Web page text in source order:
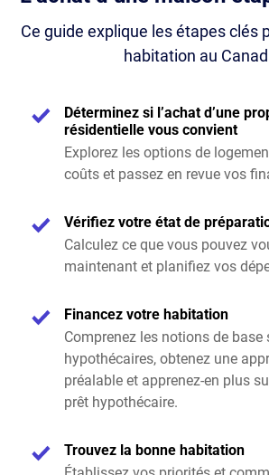
Ce guide explique les étapes clés
habitation au
Déterminez si l’achat d’une
résidentielle vous convient
Explorez les options de
coûts et passez en revue vos
Vérifiez votre état de
Calculez ce que vous pouvez
maintenant et planifiez vos
Financez votre habitation
Comprenez les notions de base
hypothécaires, obtenez une
préalable et apprenez-en plus
prêt hypothécaire.
Trouvez la bonne habitation